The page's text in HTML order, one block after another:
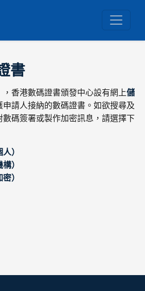
書
香港數碼證書頒發中心設有網上儲
申請人接納的數碼證書。如欲搜尋及
碼簽署或製作加密訊息，請選擇下
）
）
）